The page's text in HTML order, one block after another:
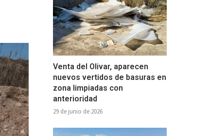
Venta del Olivar, aparecen
nuevos vertidos de basuras en
zona limpiadas con
anterioridad
29 de junio de 2026